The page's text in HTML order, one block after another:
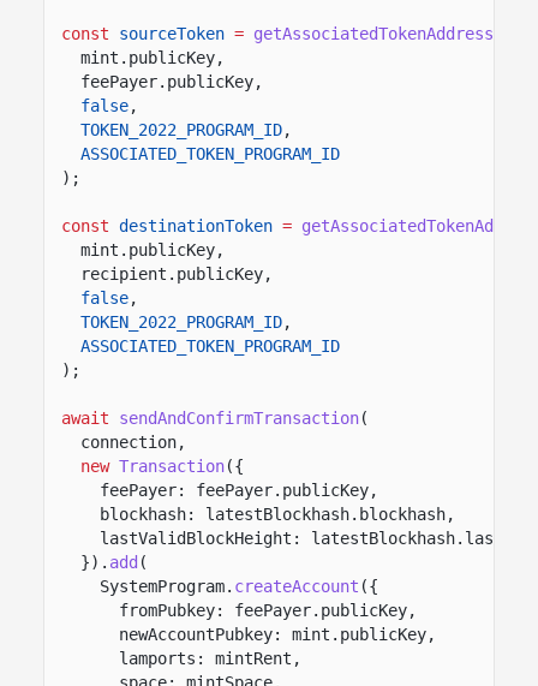
const sourceToken = getAssociatedTokenAddressSync
mint.publicKey,
feePayer.publicKey,
false,
TOKEN_2022_PROGRAM_ID,
ASSOCIATED_TOKEN_PROGRAM_ID
);
const destinationToken =
mint.publicKey,
recipient.publicKey,
false,
TOKEN_2022_PROGRAM_ID,
ASSOCIATED_TOKEN_PROGRAM_ID
);
await sendAndConfirmTransaction(
connection,
new Transaction({
feePayer: feePayer.publicKey,
blockhash: latestBlockhash.blockhash,
lastValidBlockHeight:
}). add (
SystemProgram. createAccount ({
fromPubkey: feePayer.publicKey,
newAccountPubkey: mint.publicKey,
lamports: mintRent,